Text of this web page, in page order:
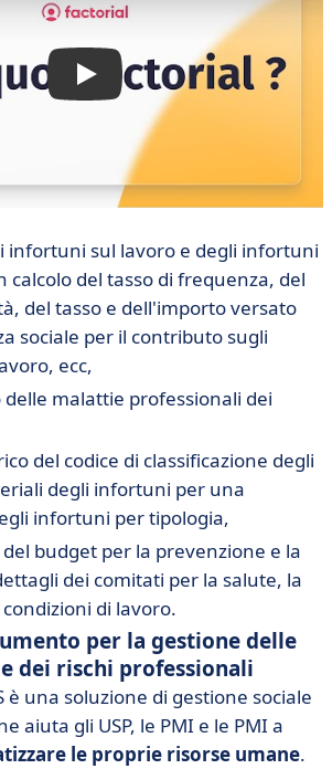
infortuni sul lavoro e degli infortuni
calcolo del tasso di frequenza, del
del tasso e dell'importo versato
sociale per il contributo sugli
ecc,
malattie professionali dei
del codice di classificazione degli
degli infortuni per una
infortuni per tipologia,
budget per la prevenzione e la
dei comitati per la salute, la
di lavoro.
per la gestione delle
dei rischi professionali
è una soluzione di gestione sociale
aiuta gli USP, le PMI e le PMI a
le proprie risorse umane.